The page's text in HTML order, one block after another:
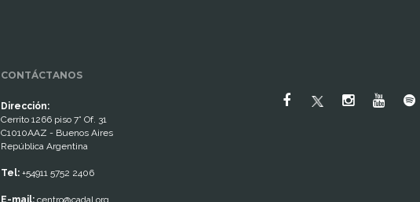
CONTÁCTANOS
Dirección:
Cerrito 1266 piso 7° Of. 31
C1010AAZ - Buenos Aires
República Argentina
Tel: +54911 5752 2406
E-mail: centro@cadal.org